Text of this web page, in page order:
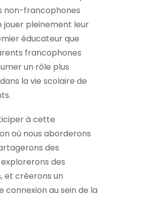
non-francophones
jouer pleinement leur
éducateur que
francophones
un rôle plus
la vie scolaire de
à cette
où nous aborderons
des
des
et créerons un
connexion au sein de la